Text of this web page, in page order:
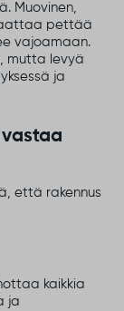
Muovinen,
pettää
vajoamaan.
mutta levyä
ja
että rakennus
kaikkia
ja